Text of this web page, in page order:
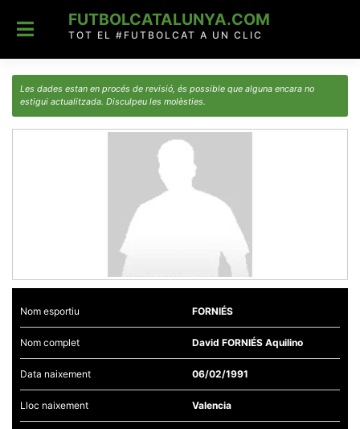
content
FUTBOLCATALUNYA.COM
TOT EL #FUTBOLCAT A UN CLIC
Les dades estan en procés de revisió, és possible que alguna encara no
estigui actualitzada. Disculpeu les molèsties.
Nom esportiu FORNIÉS
Nom complet David FORNIÉS Aquilino
Data naixement 06/02/1991
Lloc naixement Valencia